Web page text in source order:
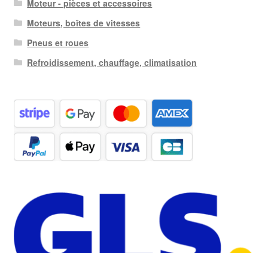
Moteur - pièces et accessoires
Moteurs, boîtes de vitesses
Pneus et roues
Refroidissement, chauffage, climatisation